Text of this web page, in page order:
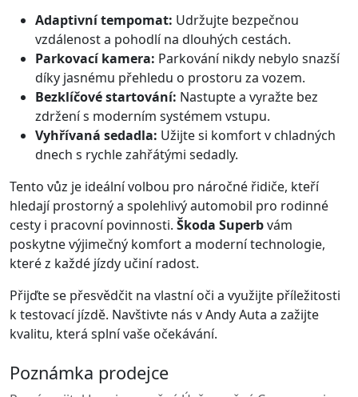
Adaptivní tempomat: Udržujte bezpečnou
vzdálenost a pohodlí na dlouhých cestách.
Parkovací kamera: Parkování nikdy nebylo snazší
díky jasnému přehledu o prostoru za vozem.
Bezklíčové startování: Nastupte a vyražte bez
zdržení s moderním systémem vstupu.
Vyhřívaná sedadla: Užijte si komfort v chladných
dnech s rychle zahřátými sedadly.
Tento vůz je ideální volbou pro náročné řidiče, kteří
hledají prostorný a spolehlivý automobil pro rodinné
cesty i pracovní povinnosti. Škoda Superbvám
poskytne výjimečný komfort a moderní technologie,
které z každé jízdy učiní radost.
Přijďte se přesvědčit na vlastní oči a využijte příležitosti
k testovací jízdě. Navštivte nás v Andy Auta a zažijte
kvalitu, která splní vaše očekávání.
Poznámka prodejce